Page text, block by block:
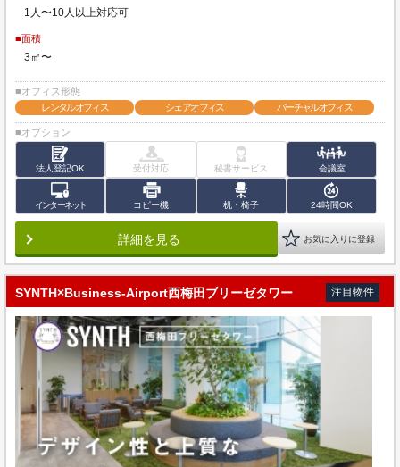
1人〜10人以上対応可
■面積
3㎡〜
■オフィス形態
レンタルオフィス
シェアオフィス バーチャルオフィス
■オプション
法人登記OK 受付対応 秘書サービス 会議室
インターネット コピー機 机・椅子 24時間OK
詳細を見る お気に入りに登録
SYNTH×Business-Airport西梅田ブリーゼタワー 注目物件